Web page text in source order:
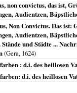
non convictus, das ist,
Audientzen,
Non Convictus. Das
Audientzen,
und Städte ...
(Gera, 1624)
: d.i. des heillosen
d.i. des heillosen